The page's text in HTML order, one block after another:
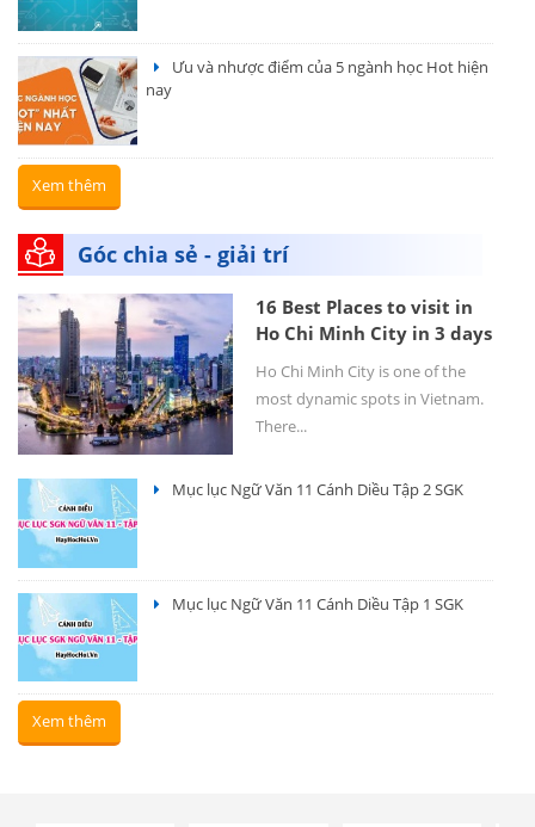
Ưu và nhược điểm của 5 ngành học Hot hiện
nay
Xem thêm
Góc chia sẻ - giải trí
16 Best Places to visit in
Ho Chi Minh City in 3 days
Ho Chi Minh City is one of the
most dynamic spots in Vietnam.
There...
Mục lục Ngữ Văn 11 Cánh Diều Tập 2 SGK
Mục lục Ngữ Văn 11 Cánh Diều Tập 1 SGK
Xem thêm